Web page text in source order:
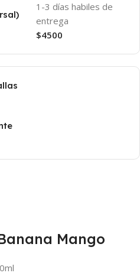
1-3 días habiles de
entrega
$4500
Mango